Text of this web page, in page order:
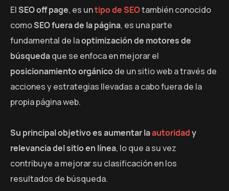
ElSEO off page, es untipo de SEOtambién conocido
comoSEO fuera de la página, es una parte
fundamental de laoptimización de motores de
búsquedaque se enfoca en mejorar el
posicionamiento orgánicode un sitio web a través de
acciones y estrategias llevadas a cabo fuera de la
propia página web.
Su principal objetivo es aumentar laautoridady
relevancia del sitio en línea, lo que a su vez
contribuye a mejorar su clasificación en los
resultados de búsqueda.